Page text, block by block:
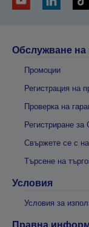
Обслужване на
Промоции
Регистрация на
Проверка на
Регистриране за
Свържете се с
Търсене на
Условия
Условия за
Правна